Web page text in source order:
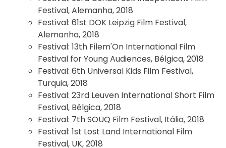
Festival, Alemanha, 2018
Festival: 61st DOK Leipzig Film Festival,
Alemanha, 2018
Festival: 13th Filem'On International Film
Festival for Young Audiences, Bélgica, 2018
Festival: 6th Universal Kids Film Festival,
Turquia, 2018
Festival: 23rd Leuven International Short Film
Festival, Bélgica, 2018
Festival: 7th SOUQ Film Festival, Itália, 2018
Festival: 1st Lost Land International Film
Festival, UK, 2018